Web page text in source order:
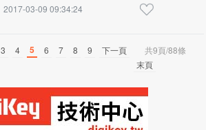
2017-03-09 09:34:24
共9頁/88條
3 4 5 6 7 8 9
下一頁
末頁